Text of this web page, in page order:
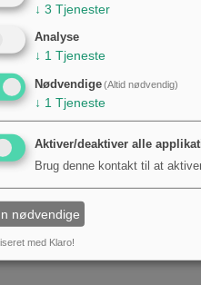
↓ 3 Tjenester
Analyse
↓ 1 Tjeneste
Nødvendige(Altid nødvendig)
↓ 1 Tjeneste
Aktiver/deaktiver alle
Brug denne kontakt til at
nødvendige
med Klaro!